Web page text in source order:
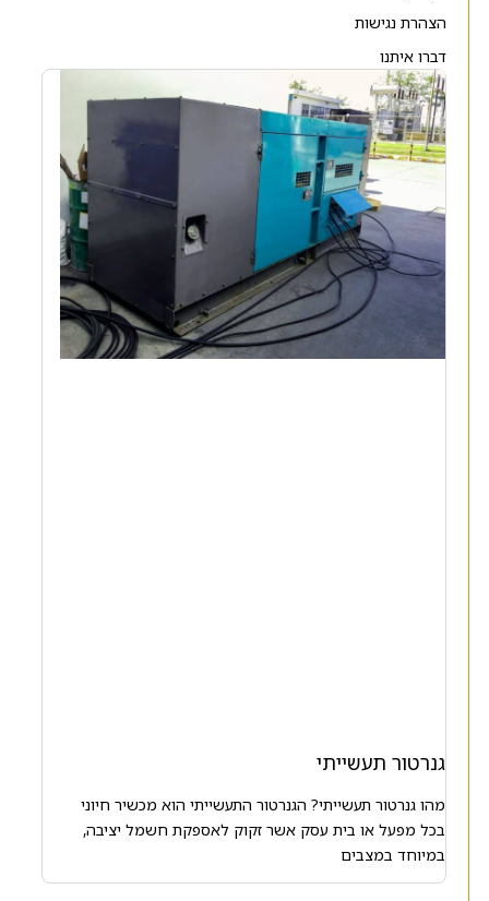
הצהרת נגישות
דברו איתנו
גנרטור תעשייתי
מהו גנרטור תעשייתי? הגנרטור התעשייתי הוא מכשיר חיוני
בכל מפעל או בית עסק אשר זקוק לאספקת חשמל יציבה,
במיוחד במצבים